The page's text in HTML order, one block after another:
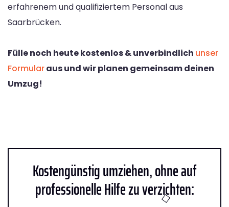
erfahrenem und qualifiziertem Personal aus
Saarbrücken.
Fülle noch heute kostenlos & unverbindlich unser
Formularaus und wir planen gemeinsam deinen
Umzug!
Kostengünstig umziehen, ohne auf
professionelle Hilfe zu verzichten: